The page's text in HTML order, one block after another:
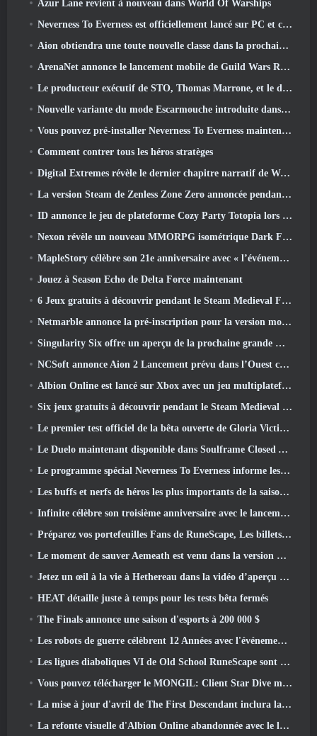
Azur Lane revient à nouveau dans World Of Warships
Neverness To Everness est officiellement lancé sur PC et consoles
Aion obtiendra une toute nouvelle classe dans la prochaine mise à jour de Dread Blade
ArenaNet annonce le lancement mobile de Guild Wars Reforged
Le producteur exécutif de STO, Thomas Marrone, et le directeur créatif de Neverwinter, Randy Mosiondz, discutent des jeux et de l'avenir de Cryptic.
Nouvelle variante du mode Escarmouche introduite dans le dernier acte de Valorant
Vous pouvez pré-installer Neverness To Everness maintenant
Comment contrer tous les héros stratèges
Digital Extremes révèle le dernier chapitre narratif de Warframe avec un nouveau short d'anime
La version Steam de Zenless Zone Zero annoncée pendant la version 2.8 Programme spécial
ID annonce le jeu de plateforme Cozy Party Totopia lors de la vitrine Xbox, Lance le recrutement bêta
Nexon révèle un nouveau MMORPG isométrique Dark Fantasy, Braises des sans couronne
MapleStory célèbre son 21e anniversaire avec « l’événement de l’Université Maple »
Jouez à Season Echo de Delta Force maintenant
6 Jeux gratuits à découvrir pendant le Steam Medieval Fest
Netmarble annonce la pré-inscription pour la version mondiale du MMORPG de science-fiction RF Online Next
Singularity Six offre un aperçu de la prochaine grande mise à jour de Palia The Royal Highlands
NCSoft annonce Aion 2 Lancement prévu dans l’Ouest cette année
Albion Online est lancé sur Xbox avec un jeu multiplateforme complet
Six jeux gratuits à découvrir pendant le Steam Medieval Fest
Le premier test officiel de la bêta ouverte de Gloria Victis démarre aujourd’hui
Le Duelo maintenant disponible dans Soulframe Closed Alpha
Le programme spécial Neverness To Everness informe les joueurs de ce à quoi s'attendre lors des lancements
Les buffs et nerfs de héros les plus importants de la saison 7.5
Infinite célèbre son troisième anniversaire avec le lancement de Lunaria SS12 aujourd'hui
Préparez vos portefeuilles Fans de RuneScape, Les billets pour le RuneFest sont sur le point d'être mis en vente
Le moment de sauver Aemeath est venu dans la version Wuthering Waves 3.3 Mise à jour
Jetez un œil à la vie à Hethereau dans la vidéo d’aperçu du gameplay du lancement de Neverness To Everness
HEAT détaille juste à temps pour les tests bêta fermés
The Finals annonce une saison d'esports à 200 000 $
Les robots de guerre célèbrent 12 Années avec l'événement Martian Robotic Games
Les ligues diaboliques VI de Old School RuneScape sont lancées aujourd'hui
Vous pouvez télécharger le MONGIL: Client Star Dive maintenant
La mise à jour d'avril de The First Descendant inclura la version bêta du nouveau contenu Endgame
La refonte visuelle d'Albion Online abandonnée avec le lancement de la mise à jour Radiant Wilds aujourd'hui